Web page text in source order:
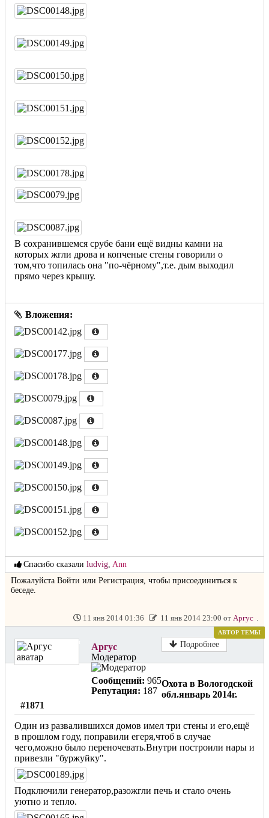
В сохранившемся срубе бани ещё видны камни на
которых жгли дрова и копченые стены говорили о
том,что топилась она "по-чёрному",т.е. дым выходил
прямо через крышу.
Вложения:
Спасибо сказали ludvig, Ann
Пожалуйста Войти или Регистрация, чтобы присоединиться к
беседе.
11 янв 2014 01:36 11 янв 2014 23:00 от Аргус .
Не в сети
Аргус
Модератор
Сообщений: 965
Репутация: 187
Подробнее
АВТОР ТЕМЫ
Охота в Вологодской
обл.январь 2014г.
#1871
Один из развалившихся домов имел три стены и его,ещё
в прошлом году, поправили егеря,чтоб в случае
чего,можно было переночевать.Внутри построили нары и
привезли "буржуйку".
Подключили генератор,разожгли печь и стало очень
уютно и тепло.